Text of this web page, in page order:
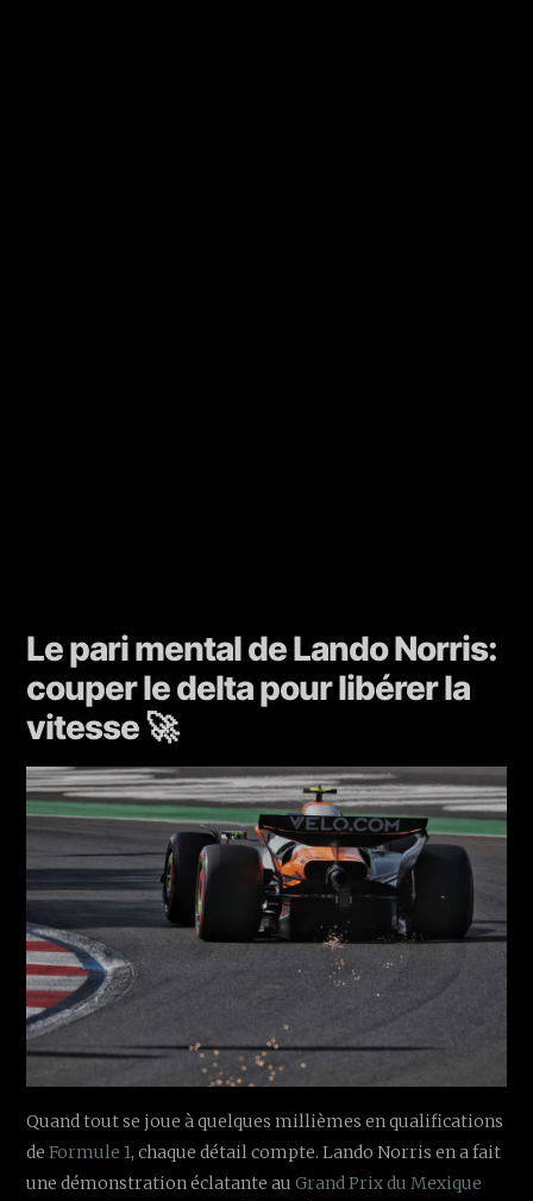
Le pari mental de Lando Norris:
couper le delta pour libérer la
vitesse 🚀
Quand tout se joue à quelques millièmes en qualifications
deFormule 1, chaque détail compte. Lando Norris en a fait
une démonstration éclatante auGrand Prix du Mexique